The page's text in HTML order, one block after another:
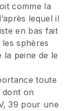
comme la
lequel il
en bas fait
sphères
la peine de le
toute
dont on
39 pour une